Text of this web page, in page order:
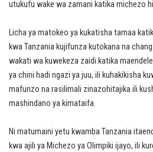
utukufu wake wa zamani katika michezo
Licha ya matokeo ya kukatisha tamaa
kwa Tanzania kujifunza kutokana na
wakati wa kuwekeza zaidi katika
ya chini hadi ngazi ya juu, ili kuhakikisha
mafunzo na rasilimali zinazohitajika ili
mashindano ya kimataifa.
Ni matumaini yetu kwamba Tanzania
kwa ajili ya Michezo ya Olimpiki ijayo, ili